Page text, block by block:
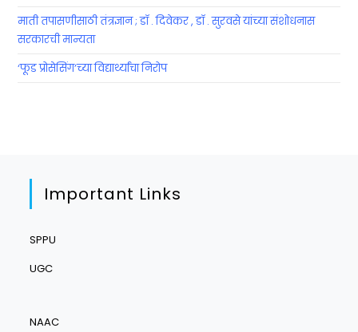
माती तपासणीसाठी तंत्रज्ञान ; डॉ . दिवेकर , डॉ . सुरवसे यांच्या संशोधनास
सरकारची मान्यता
‘फूड प्रोसेसिंग’च्या विद्यार्थ्यांचा निरोप
Important Links
SPPU
UGC
NAAC